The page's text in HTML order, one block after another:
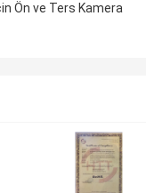
Ön ve Ters Kamera